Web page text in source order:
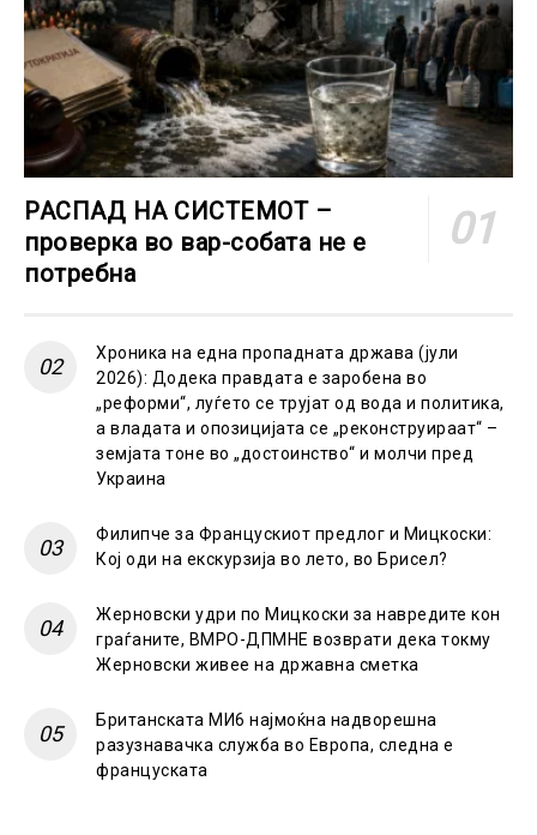
РАСПАД НА СИСТЕМОТ –
проверка во вар-собата не е
потребна
Хроника на една пропадната држава (јули
2026): Додека правдата е заробена во
„реформи“, луѓето се трујат од вода и политика,
а владата и опозицијата се „реконструираат“ –
земјата тоне во „достоинство“ и молчи пред
Украина
Филипче за Францускиот предлог и Мицкоски:
Кој оди на екскурзија во лето, во Брисел?
Жерновски удри по Мицкоски за навредите кон
граѓаните, ВМРО-ДПМНЕ возврати дека токму
Жерновски живее на државна сметка
Британската МИ6 најмоќна надворешна
разузнавачка служба во Европа, следна е
француската